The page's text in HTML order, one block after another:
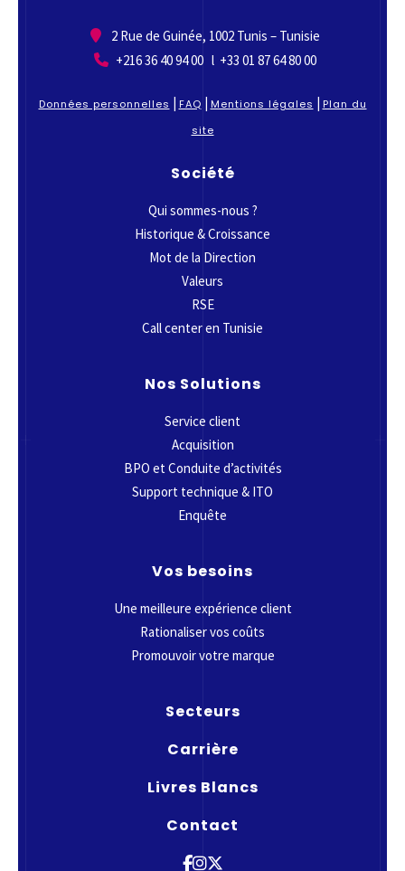
2 Rue de Guinée, 1002 Tunis – Tunisie
+216 36 40 94 00 l +33 01 87 64 80 00
Données personnelles | FAQ | Mentions légales | Plan du
site
Société
Qui sommes-nous ?
Historique & Croissance
Mot de la Direction
Valeurs
RSE
Call center en Tunisie
Nos Solutions
Service client
Acquisition
BPO et Conduite d’activités
Support technique & ITO
Enquête
Vos besoins
Une meilleure expérience client
Rationaliser vos coûts
Promouvoir votre marque
Secteurs
Carrière
Livres Blancs
Contact